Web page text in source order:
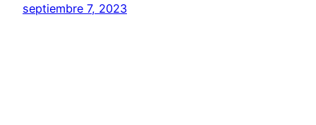
septiembre 7, 2023